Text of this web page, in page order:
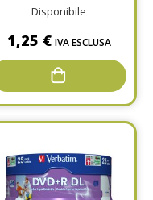
Disponibile
1,25 € IVA ESCLUSA